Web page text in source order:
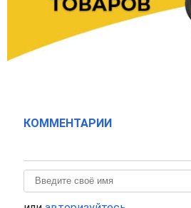
КОММЕНТАРИИ